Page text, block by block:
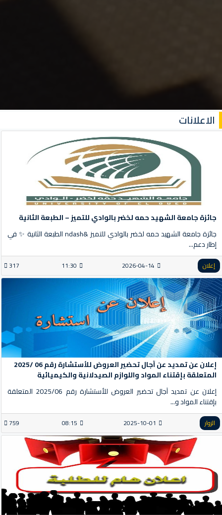
الاعلانات
جائزة جامعة الشهيد حمه لخضر بالوادي للتميز – الطبعة الثانية
جائزة جامعة الشهيد حمه لخضر بالوادي للتميز &ndash الطبعة الثانية ✨ في
إطار دعم...
إعلان 2026-04-14
11:30
317
إعلان عن تمديد عن آجال تحضير العروض للأستشارة رقم 06 /2025
المتعلقة بإقتناء المواد واللوازم الصيدلانية والكيميائية
إعلان عن تمديد آجال تحضير العروض للأستشارة رقم 2025/06 المتعلقة
بإقتناء المواد و...
الزوار 2025-10-01
08:15
759